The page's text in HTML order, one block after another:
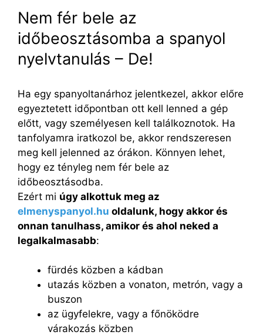
Nem fér bele az
időbeosztásomba a spanyol
nyelvtanulás – De!
Ha egy spanyoltanárhoz jelentkezel, akkor előre
egyeztetett időpontban ott kell lenned a gép
előtt, vagy személyesen kell találkoznotok. Ha
tanfolyamra iratkozol be, akkor rendszeresen
meg kell jelenned az órákon. Könnyen lehet,
hogy ez tényleg nem fér bele az
időbeosztásodba.
Ezért mi úgy alkottuk meg az
elmenyspanyol.hu oldalunk, hogy akkor és
onnan tanulhass, amikor és ahol neked a
legalkalmasabb:
fürdés közben a kádban
utazás közben a vonaton, metrón, vagy a
buszon
az ügyfelekre, vagy a főnöködre
várakozás közben